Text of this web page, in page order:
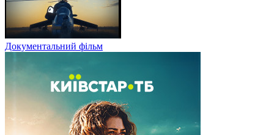
Документальний фільм